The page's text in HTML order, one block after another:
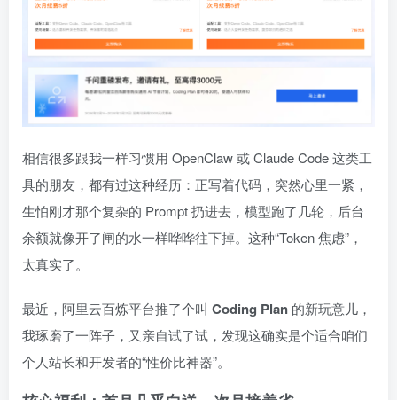
相信很多跟我一样习惯用 OpenClaw 或 Claude Code 这类工
具的朋友，都有过这种经历：正写着代码，突然心里一紧，
生怕刚才那个复杂的 Prompt 扔进去，模型跑了几轮，后台
余额就像开了闸的水一样哗哗往下掉。这种“Token 焦虑”，
太真实了。
最近，阿里云百炼平台推了个叫 Coding Plan 的新玩意儿，
我琢磨了一阵子，又亲自试了试，发现这确实是个适合咱们
个人站长和开发者的“性价比神器”。